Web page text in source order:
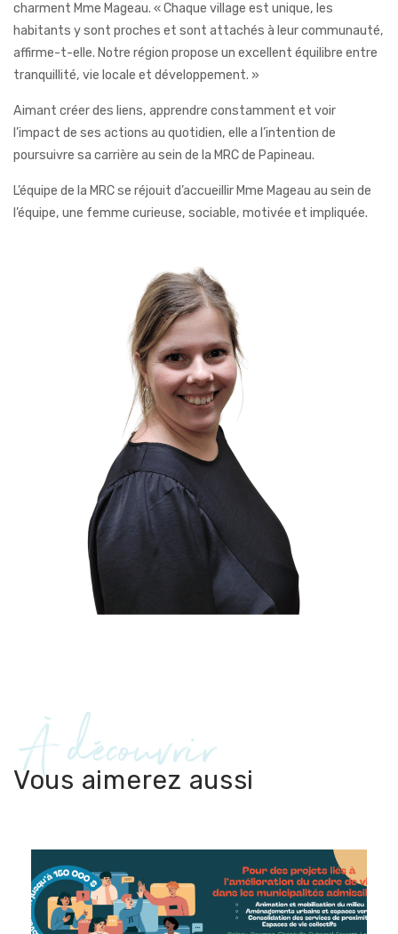
charment Mme Mageau. « Chaque village est unique, les
habitants y sont proches et sont attachés à leur communauté,
affirme-t-elle. Notre région propose un excellent équilibre entre
tranquillité, vie locale et développement. »
Aimant créer des liens, apprendre constamment et voir
l’impact de ses actions au quotidien, elle a l’intention de
poursuivre sa carrière au sein de la MRC de Papineau.
L’équipe de la MRC se réjouit d’accueillir Mme Mageau au sein de
l’équipe, une femme curieuse, sociable, motivée et impliquée.
À découvrir
Vous aimerez aussi